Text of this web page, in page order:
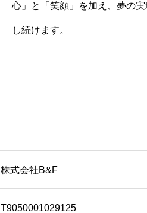
心」と「笑顔」を加え、夢の
し続けます。
株式会社B&F
T9050001029125